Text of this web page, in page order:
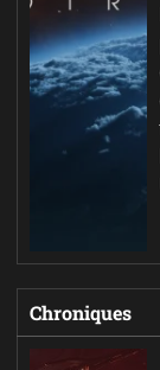
Chroniques